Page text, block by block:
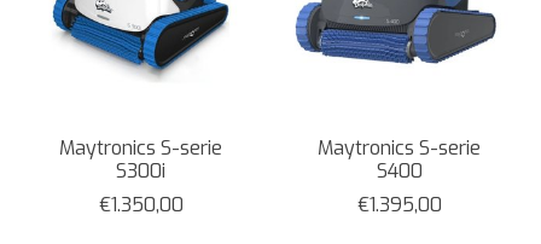
Maytronics S-serie
S300i
€1.350,00
Maytronics S-serie
S400
€1.395,00